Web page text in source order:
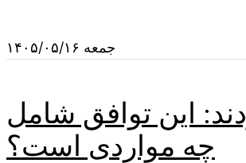
جمعه ۱۴۰۵/۰۵/۱۶
این توافق شامل
چه مواردی است؟